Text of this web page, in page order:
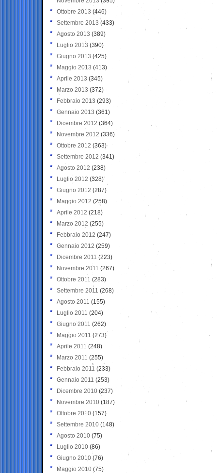
Ottobre 2013 (446)
Settembre 2013 (433)
Agosto 2013 (389)
Luglio 2013 (390)
Giugno 2013 (425)
Maggio 2013 (413)
Aprile 2013 (345)
Marzo 2013 (372)
Febbraio 2013 (293)
Gennaio 2013 (361)
Dicembre 2012 (364)
Novembre 2012 (336)
Ottobre 2012 (363)
Settembre 2012 (341)
Agosto 2012 (238)
Luglio 2012 (328)
Giugno 2012 (287)
Maggio 2012 (258)
Aprile 2012 (218)
Marzo 2012 (255)
Febbraio 2012 (247)
Gennaio 2012 (259)
Dicembre 2011 (223)
Novembre 2011 (267)
Ottobre 2011 (283)
Settembre 2011 (268)
Agosto 2011 (155)
Luglio 2011 (204)
Giugno 2011 (262)
Maggio 2011 (273)
Aprile 2011 (248)
Marzo 2011 (255)
Febbraio 2011 (233)
Gennaio 2011 (253)
Dicembre 2010 (237)
Novembre 2010 (187)
Ottobre 2010 (157)
Settembre 2010 (148)
Agosto 2010 (75)
Luglio 2010 (86)
Giugno 2010 (76)
Maggio 2010 (75)